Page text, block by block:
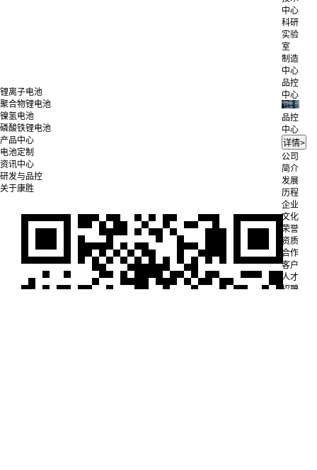
中心
科研
实验
室
制造
中心
品控
中心
品控
中心
公司
简介
发展
历程
企业
文化
荣誉
资质
合作
客户
人才
招聘
锂离子电池
聚合物锂电池
镍氢电池
磷酸铁锂电池
产品中心
电池定制
资讯中心
研发与品控
关于康胜